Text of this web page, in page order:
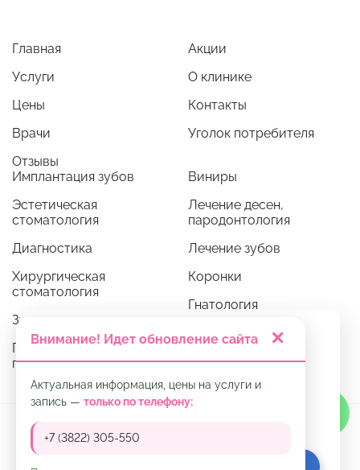
Главная
Услуги
Цены
Врачи
Отзывы
Акции
О клинике
Контакты
Уголок потребителя
Имплантация зубов
Эстетическая
стоматология
Диагностика
Хирургическая
стоматология
Зубные протезы
Профессиональная
гигиена
Виниры
Лечение десен,
пародонтология
Лечение зубов
Коронки
Гнатология
Ортодонтия
Мы используем cookie. Это позволяет нам
Продолжая пользоваться сайтом, вы
соглашаетесь сполитикой использования
персональных данных
Внимание! Идет обновление сайта ✕
Актуальная информация, цены на услуги и
запись — только по телефону:
+7 (3822) 305-550